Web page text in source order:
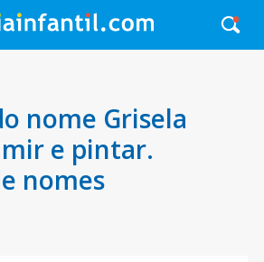
nome Grisela
e pintar.
nomes